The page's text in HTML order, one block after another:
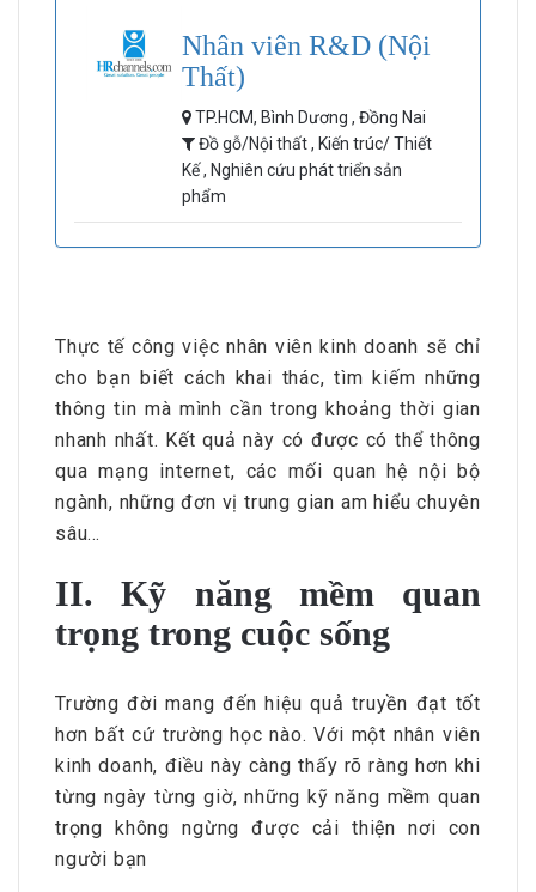
Nhân viên R&D (Nội
Thất)
TP.HCM, Bình Dương , Đồng Nai
Đồ gỗ/Nội thất , Kiến trúc/ Thiết
Kế , Nghiên cứu phát triển sản
phẩm
Thực tế công việc nhân viên kinh doanh sẽ chỉ
cho bạn biết cách khai thác, tìm kiếm những
thông tin mà mình cần trong khoảng thời gian
nhanh nhất. Kết quả này có được có thể thông
qua mạng internet, các mối quan hệ nội bộ
ngành, những đơn vị trung gian am hiểu chuyên
sâu…
II. Kỹ năng mềm quan
trọng trong cuộc sống
Trường đời mang đến hiệu quả truyền đạt tốt
hơn bất cứ trường học nào. Với một nhân viên
kinh doanh, điều này càng thấy rõ ràng hơn khi
từng ngày từng giờ, những kỹ năng mềm quan
trọng không ngừng được cải thiện nơi con
người bạn